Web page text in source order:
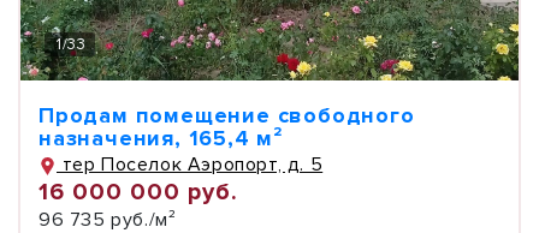
1/33
Продам помещение свободного
назначения, 165,4 м²
тер Поселок Аэропорт, д. 5
16 000 000 руб.
96 735 руб./м²